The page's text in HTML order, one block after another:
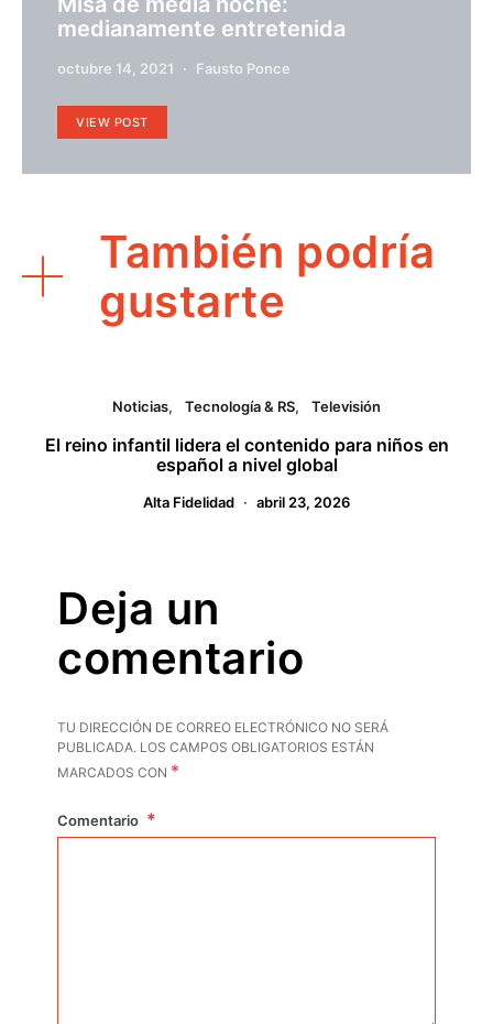
medianamente entretenida
octubre 14, 2021 Fausto Ponce
VIEW POST
También podría
gustarte
Noticias Tecnología & RS Televisión
El reino infantil lidera el contenido para niños en
español a nivel global
Alta Fidelidad abril 23, 2026
Deja un
comentario
TU DIRECCIÓN DE CORREO ELECTRÓNICO NO SERÁ
PUBLICADA. LOS CAMPOS OBLIGATORIOS ESTÁN
MARCADOS CON *
Comentario